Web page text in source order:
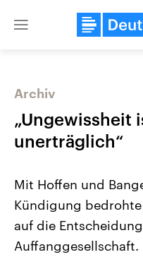
Close
Landtagswahl Sachsen-
Archiv
„Ungewissheit
unerträglich“
Mit Hoffen und
Kündigung
auf die
Auffanggesellschaft.